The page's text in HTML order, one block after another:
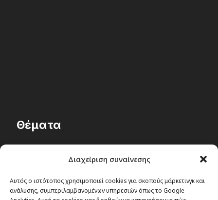
Διαχείριση συναίνεσης
Αυτός ο ιστότοπος χρησιμοποιεί cookies για σκοπούς μάρκετινγκ και
ανάλυσης, συμπεριλαμβανομένων υπηρεσιών όπως το Google
Θέματα
Passenger στον κόσμο
TRAVEL NEWS
Οργάνωσε το ταξίδι σου